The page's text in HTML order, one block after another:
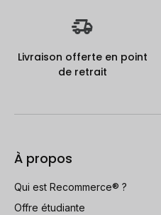
Livraison offerte en point
de retrait
À propos
Qui est Recommerce® ?
Offre étudiante